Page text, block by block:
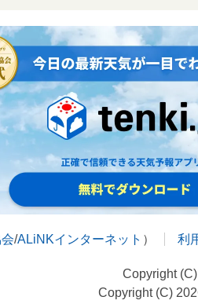
/ALiNKインターネット ） 利
Copyright
Copyright (C)